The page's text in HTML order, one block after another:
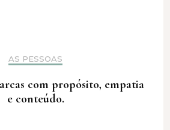
AS PESSOAS
com propósito, empatia
e conteúdo.